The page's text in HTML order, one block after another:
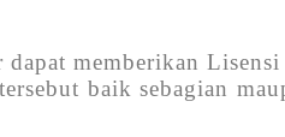
memberikan
baik sebagian